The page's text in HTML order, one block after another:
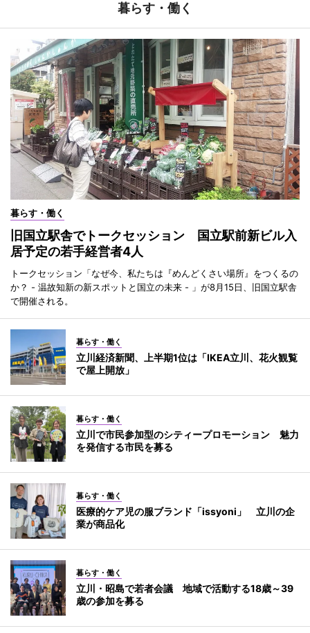
暮らす・働く
暮らす・働く
旧国立駅舎でトークセッション 国立駅前新ビル入
居予定の若手経営者4人
トークセッション「なぜ今、私たちは『めんどくさい場所』をつくるの
か？ - 温故知新の新スポットと国立の未来 - 」が8月15日、旧国立駅舎
で開催される。
暮らす・働く
立川経済新聞、上半期1位は「IKEA立川、花火観覧
で屋上開放」
暮らす・働く
立川で市民参加型のシティープロモーション 魅力
を発信する市民を募る
暮らす・働く
医療的ケア児の服ブランド「issyoni」 立川の企
業が商品化
暮らす・働く
立川・昭島で若者会議 地域で活動する18歳～39
歳の参加を募る